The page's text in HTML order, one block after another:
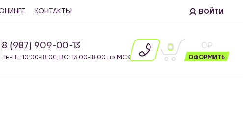
КОНТАКТЫ ВОЙТИ
8 (987) 909-00-13
Пн-Пт: 10:00-18:00, ВС: 13:00-18:00 по МСК.
0 0
ОФОРМИТЬ